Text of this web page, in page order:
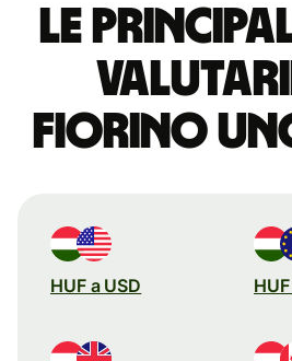
Le
fiorino
HUF a USD